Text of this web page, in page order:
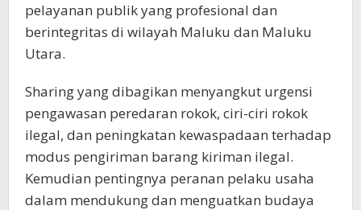
pelayanan publik yang profesional dan
berintegritas di wilayah Maluku dan Maluku
Utara.
Sharing yang dibagikan menyangkut urgensi
pengawasan peredaran rokok, ciri-ciri rokok
ilegal, dan peningkatan kewaspadaan terhadap
modus pengiriman barang kiriman ilegal.
Kemudian pentingnya peranan pelaku usaha
dalam mendukung dan menguatkan budaya